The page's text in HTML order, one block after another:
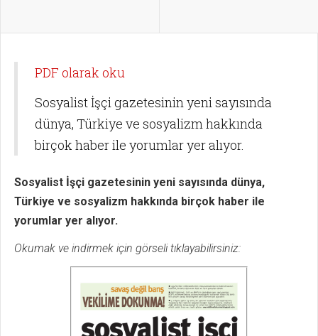
PDF olarak oku
Sosyalist İşçi gazetesinin yeni sayısında
dünya, Türkiye ve sosyalizm hakkında
birçok haber ile yorumlar yer alıyor.
Sosyalist İşçi gazetesinin yeni sayısında dünya,
Türkiye ve sosyalizm hakkında birçok haber ile
yorumlar yer alıyor.
Okumak ve indirmek için görseli tıklayabilirsiniz: